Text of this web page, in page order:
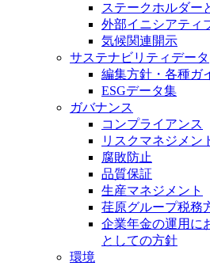
ステークホルダー
外部イニシアティ
気候関連開示
サステナビリティデータ
編集方針・各種ガ
ESGデータ集
ガバナンス
コンプライアンス
リスクマネジメン
腐敗防止
品質保証
生産マネジメント
荏原グループ税務
企業年金の運用に
としての方針
環境